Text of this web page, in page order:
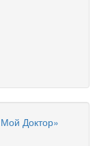
Доктор»